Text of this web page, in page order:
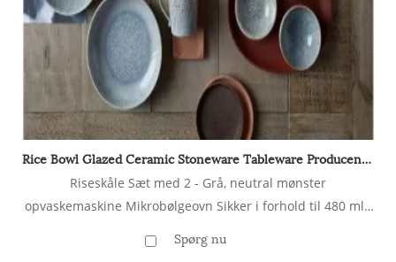
Rice Bowl Glazed Ceramic Stoneware Tableware Producent i Kina
Riseskåle Sæt med 2 - Grå, neutral mønster
opvaskemaskine Mikrobølgeovn Sikker i forhold til 480 ml -
suppe skåle
Spørg nu